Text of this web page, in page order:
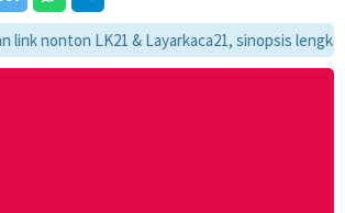
LK21 & Layarkaca21, sinopsis lengkap,